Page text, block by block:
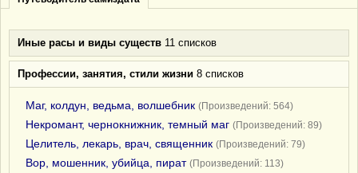
Иные расы и виды существ 11 списков
Профессии, занятия, стили жизни 8 списков
Маг, колдун, ведьма, волшебник (Произведений: 564)
Некромант, чернокнижник, темный маг (Произведений: 89)
Целитель, лекарь, врач, священник (Произведений: 79)
Вор, мошенник, убийца, пират (Произведений: 113)